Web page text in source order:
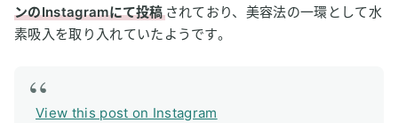
ンのInstagramにて投稿されており、美容法の一環として水
素吸入を取り入れていたようです。
View this post on Instagram